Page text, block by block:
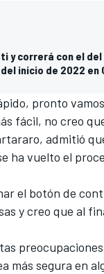
y correrá con el
inicio de 2022 en
pronto
fácil, no creo
, admitió
ha vuelto el
el botón de
y creo que al
más segura en